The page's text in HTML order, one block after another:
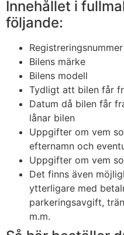
Innehållet i
följande:
Registreringsnummer
Bilens märke
Bilens modell
Tydligt att bilen får
Datum då bilen får
lånar bilen
Uppgifter om vem
efternamn och
Uppgifter om vem
Det finns även
ytterligare med
parkeringsavgift,
m.m.